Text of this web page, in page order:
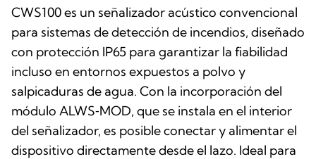
CWS100 es un señalizador acústico convencional
para sistemas de detección de incendios, diseñado
con protección IP65 para garantizar la fiabilidad
incluso en entornos expuestos a polvo y
salpicaduras de agua. Con la incorporación del
módulo ALWS‑MOD, que se instala en el interior
del señalizador, es posible conectar y alimentar el
dispositivo directamente desde el lazo. Ideal para